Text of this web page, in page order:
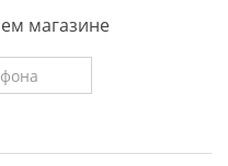
магазине